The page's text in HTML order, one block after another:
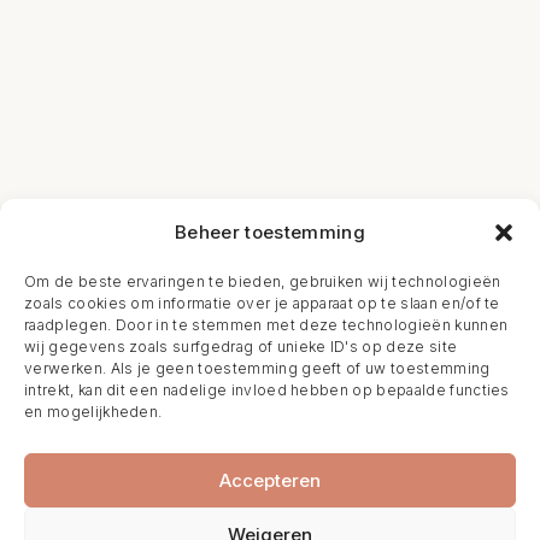
Beheer toestemming
Om de beste ervaringen te bieden, gebruiken wij technologieën
zoals cookies om informatie over je apparaat op te slaan en/of te
raadplegen. Door in te stemmen met deze technologieën kunnen
wij gegevens zoals surfgedrag of unieke ID's op deze site
verwerken. Als je geen toestemming geeft of uw toestemming
intrekt, kan dit een nadelige invloed hebben op bepaalde functies
en mogelijkheden.
Accepteren
Weigeren